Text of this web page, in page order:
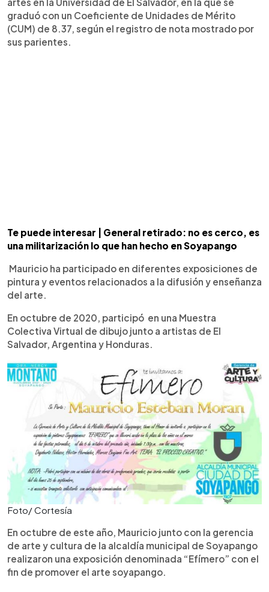
graduó con un Coeficiente de Unidades de Mérito
(CUM) de 8.37, según el registro de nota mostrado por
sus parientes.
Te puede interesar | General retirado: no es cerco, es
una militarización lo que han hecho en Soyapango
Mauricio ha participado en diferentes exposiciones de
pintura y eventos relacionados a la difusión y enseñanza
del arte.
En octubre de 2020, participó en una Muestra
Colectiva Virtual de dibujo junto a artistas de El
Salvador, Argentina y Honduras.
Foto/ Cortesía
En octubre de este año, Mauricio junto con la gerencia
de arte y cultura de la alcaldía municipal de Soyapango
realizaron una exposición denominada “Efímero” con el
fin de promover el arte soyapango.